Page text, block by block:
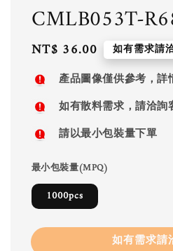
CMLB053T-
Regular
price
NT$ 36.00 如有需求請
產品圖像僅供參考，
如有散料需求，請洽詢
請以最小包裝量下單
最小包裝量(MPQ)
1000pcs
如有需求請